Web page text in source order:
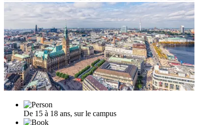
De 15 à 18 ans, sur le campus